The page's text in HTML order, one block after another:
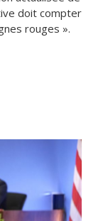
doit compter
rouges ».